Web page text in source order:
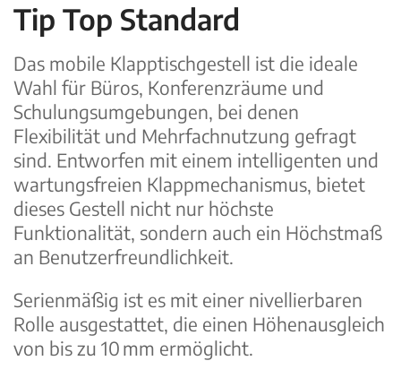
Tip Top Standard
Das mobile Klapptischgestell ist die ideale
Wahl für Büros, Konferenzräume und
Schulungsumgebungen, bei denen
Flexibilität und Mehrfachnutzung gefragt
sind. Entworfen mit einem intelligenten und
wartungsfreien Klappmechanismus, bietet
dieses Gestell nicht nur höchste
Funktionalität, sondern auch ein Höchstmaß
an Benutzerfreundlichkeit.
Serienmäßig ist es mit einer nivellierbaren
Rolle ausgestattet, die einen Höhenausgleich
von bis zu 10 mm ermöglicht.